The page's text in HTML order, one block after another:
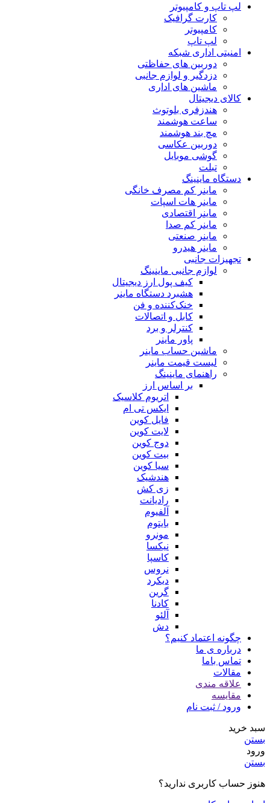
لپ تاپ و کامپیوتر
کارت گرافیک
کامپیوتر
لپ تاپ
امنیتی اداری شبکه
دوربین های حفاظتی
دزدگیر و لوازم جانبی
ماشین های اداری
کالای دیجیتال
هندزفری بلوتوث
ساعت هوشمند
مچ بند هوشمند
دوربین عکاسی
گوشی موبایل
تبلت
دستگاه ماینینگ
ماینر کم مصرف خانگی
ماینر هات اسپات
ماینر اقتصادی
ماینر کم‌ صدا
ماینر صنعتی
ماینر هیدرو
تجهیزات جانبی
لوازم جانبی ماینینگ
کیف پول ارز دیجیتال
هشبرد دستگاه ماینر
خنک‌کننده و فن
کابل و اتصالات
کنترلر و برد
پاور ماینر
ماشین حساب ماینر
لیست قیمت ماینر
راهنمای ماینینگ
بر اساس ارز
اتریوم کلاسیک
ایکس تی ام
فایل کوین
لایت کوین
دوج کوین
بیت کوین
سیا کوین
هندشیک
زی کش
رادیانت
آلفیوم
بایتوم
مونرو
نیکسا
کاسپا
نروس
دیکرد
گرین
کادنا
آلئو
دش
چگونه اعتماد کنیم؟
درباره ی ما
تماس باما
مقالات
علاقه مندی
مقایسه
ورود / ثبت نام
سبد خرید
بستن
ورود
بستن
هنوز حساب کاربری ندارید؟